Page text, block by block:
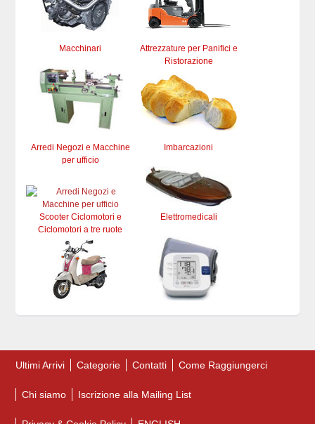
Macchinari
Attrezzature per Panifici e
Ristorazione
Arredi Negozi e Macchine
per ufficio
Imbarcazioni
Scooter Ciclomotori e
Ciclomotori a tre ruote
Elettromedicali
Ultimi Arrivi Categorie Contatti Come Raggiungerci
Chi siamo Iscrizione alla Mailing List